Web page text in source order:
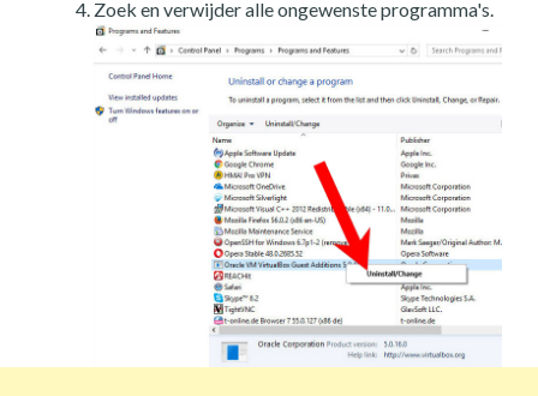
Zoek en verwijder alle ongewenste programma's.